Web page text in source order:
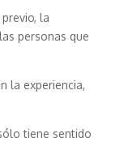
la
personas que
la experiencia,
tiene sentido